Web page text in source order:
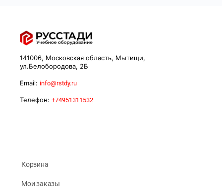
141006, Московская область, Мытищи,
ул.Белобородова, 2Б
Email: info@rstdy.ru
Телефон: +74951311532
Корзина
Мои заказы